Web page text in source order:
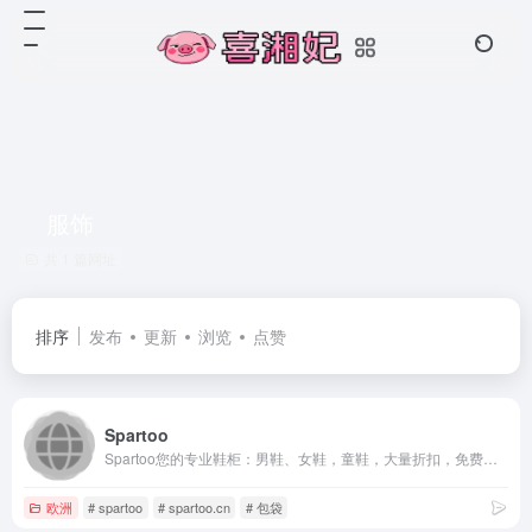
排序 发布 更新 浏览 点赞
Spartoo
欧洲 # spartoo # spartoo.cn # 包袋